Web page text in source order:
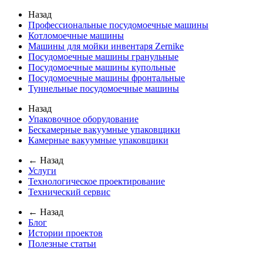
Назад
Профессиональные посудомоечные машины
Котломоечные машины
Машины для мойки инвентаря Zernike
Посудомоечные машины гранульные
Посудомоечные машины купольные
Посудомоечные машины фронтальные
Туннельные посудомоечные машины
Назад
Упаковочное оборудование
Бескамерные вакуумные упаковщики
Камерные вакуумные упаковщики
← Назад
Услуги
Технологическое проектирование
Технический сервис
← Назад
Блог
Истории проектов
Полезные статьи